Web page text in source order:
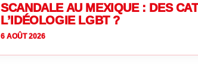
SCANDALE AU MEXIQUE : DES
L’IDÉOLOGIE LGBT ?
6 AOÛT 2026